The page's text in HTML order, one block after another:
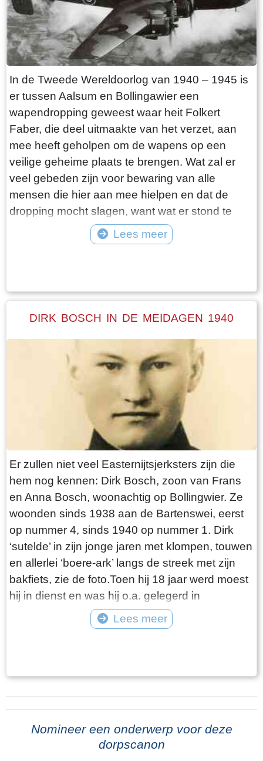
In de Tweede Wereldoorlog van 1940 – 1945 is
er tussen Aalsum en Bollingawier een
wapendropping geweest waar heit Folkert
Faber, die deel uitmaakte van het verzet, aan
mee heeft geholpen om de wapens op een
veilige geheime plaats te brengen. Wat zal er
veel gebeden zijn voor bewaring van alle
mensen die hier aan mee hielpen en dat de
dropping mocht slagen, want wat er stond te
gebeuren was niet niks.Midden in de nacht bij
nieuwe maan werden de wapens met een
geweren, werden op een zolder in de koeienstal
de mesthoop achter de boerderij begraven. De
volgende morgen vroeg toen heit van het
melken thuis kwam, want hij melkte ook nog bij
een andere boer, zag hij dat er nog een pluim
van een parachute boven de mesthoop uitstak.
Dat was even paniek, maar gelukkig kon de
pluim, voor het helemaal licht was, nog
weggewerkt worden.Na wat heit die morgen al
had beleefd was hij in de stal bezig en kwamen
er een paar mannen even bij hem voor een
praatje en die vertelden: “Ze zeggen dat hier
vannacht een wapendropping is geweest.” Heit
heeft daar niet op gereageerd maar hoorde zelf
wel de zolder kraken.Ook heeft de praam nog
lang in de “opfeart“ gelegen zoals Theunis
vertelde, want zij hadden als kinderen daar nog
vaak in gespeeld.Na de oorlog werden de
parachutes weer uit de mesthoop gehaald en
ijzersterk omdat het van nylon was.Gelukkig zijn
er foto’s gemaakt waar de dochters Baukje,
Lees meer
DIRK BOSCH IN DE MEIDAGEN 1940
Er zullen niet veel Easternijtsjerksters zijn die
hem nog kennen: Dirk Bosch, zoon van Frans
en Anna Bosch, woonachtig op Bollingwier. Ze
woonden sinds 1938 aan de Bartenswei, eerst
op nummer 4, sinds 1940 op nummer 1. Dirk
‘sutelde’ in zijn jonge jaren met klompen, touwen
en allerlei ‘boere-ark’ langs de streek met zijn
bakfiets, zie de foto.Toen hij 18 jaar werd moest
hij in dienst en was hij o.a. gelegerd in
Hardenberg. Daar was hij bij het 9de
grensbataljon. Toen zijn diensttijd was afgelopen
oorlog in mei 1940 uitbrak heeft hij met gevaar
voor eigen leven een brug laten springen. Hij is
niet oud geworden, overleed in 1941 aan tbc in
het sanatorium in Appelscha. Na zijn overlijden
ontving de familie enkele bijzondere
Lees meer
Nomineer een onderwerp voor deze
dorpscanon